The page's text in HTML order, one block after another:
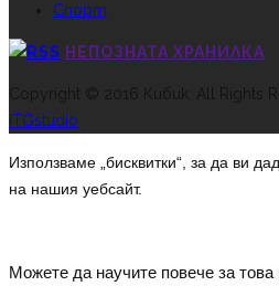
Спорт
НЕПОЗНАТА ХРАНИЛКА
Copyright © 2016 Кибик. All Rights
ITGstudio
Използваме „бисквитки“, за да ви
на нашия уебсайт.
Можете да научите повече за това